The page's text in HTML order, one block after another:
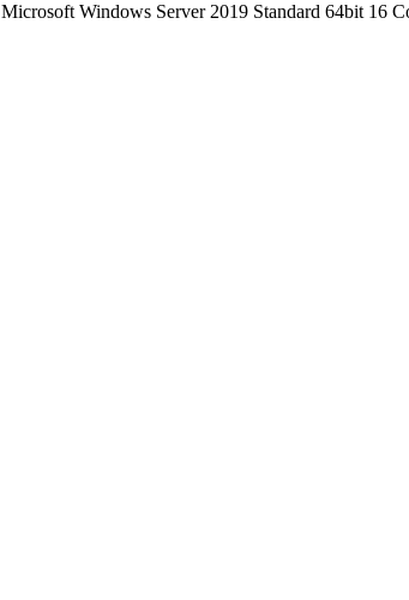
Microsoft Windows Server 2019 Standard 64bit 16